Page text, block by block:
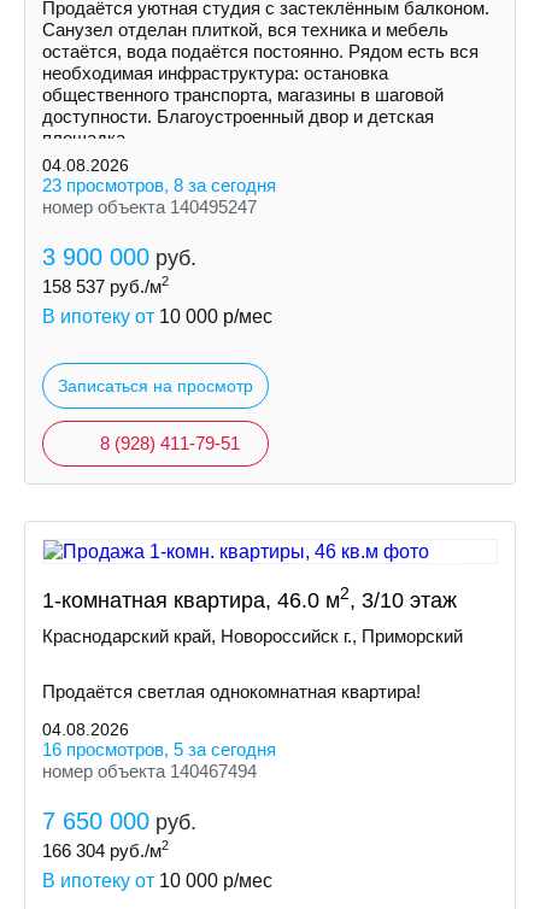
Продаётся уютная студия с застеклённым балконом.
Санузел отделан плиткой, вся техника и мебель
остаётся, вода подаётся постоянно. Рядом есть вся
необходимая инфраструктура: остановка
общественного транспорта, магазины в шаговой
доступности. Благоустроенный двор и детская
площадка.
04.08.2026
23 просмотров, 8 за сегодня
номер объекта 140495247
3 900 000 руб.
158 537 руб./м2
В ипотеку от 10 000 р/мес
Записаться на просмотр
8 (928) 411-79-51
1-комнатная квартира, 46.0 м2, 3/10 этаж
Краснодарский край, Новороссийск г., Приморский
Продаётся светлая однокомнатная квартира!
04.08.2026
16 просмотров, 5 за сегодня
номер объекта 140467494
7 650 000 руб.
166 304 руб./м2
В ипотеку от 10 000 р/мес